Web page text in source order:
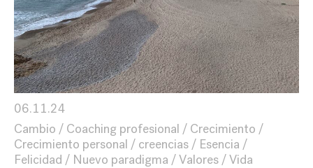
06.11.24
Cambio
Coaching profesional
Crecimiento
Crecimiento personal
creencias
Esencia
Felicidad
Nuevo paradigma Valores Vida